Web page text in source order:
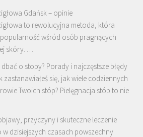
Gdańsk – opinie
to rewolucyjna metoda, która
wśród osób pragnących
skóry. …
o stopy? Porady i najczęstsze błędy
zastanawiałeś się, jak wiele codziennych
Twoich stóp? Pielęgnacja stóp to nie
przyczyny i skuteczne leczenie
w dzisiejszych czasach powszechny